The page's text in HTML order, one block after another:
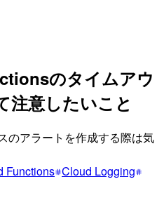
のタイムアウ
注意したいこと
のアラートを作成する際は気
Functions Cloud Logging